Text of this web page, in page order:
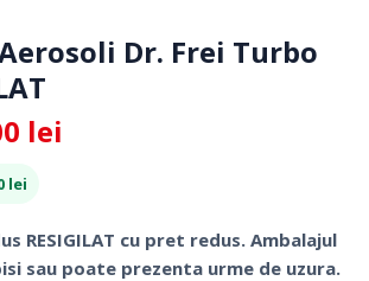
Dr. Frei Turbo
lei
lei
RESIGILAT cu pret redus. Ambalajul
sau poate prezenta urme de uzura.